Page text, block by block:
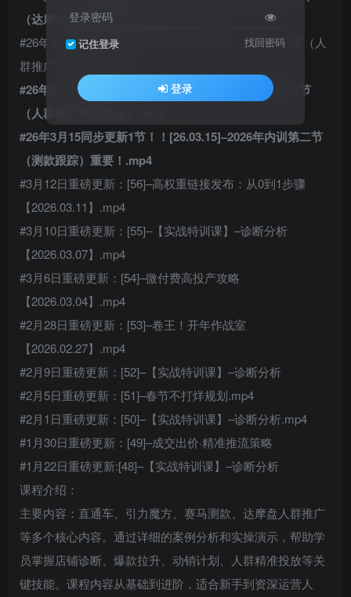
（达摩盘结合4+2拉新计划实操）.mp4
#26年4月10同步更新1节！！26.04.08–2026内训第四节（人
群推广4+2动销）.mp4
#26年3月24同步更新1节！！[26.03.23]–2026内训第三节
（人群推广单品拉伸）.mp4
#26年3月15同步更新1节！！[26.03.15]–2026年内训第二节
（测款跟踪）重要！.mp4
#3月12日重磅更新：[56]–高权重链接发布：从0到1步骤
【2026.03.11】.mp4
#3月10日重磅更新：[55]–【实战特训课】–诊断分析
【2026.03.07】.mp4
#3月6日重磅更新：[54]–微付费高投产攻略
【2026.03.04】.mp4
#2月28日重磅更新：[53]–卷王！开年作战室
【2026.02.27】.mp4
#2月9日重磅更新：[52]–【实战特训课】–诊断分析
#2月5日重磅更新：[51]–春节不打烊规划.mp4
#2月1日重磅更新：[50]–【实战特训课】–诊断分析.mp4
#1月30日重磅更新：[49]–成交出价·精准推流策略
#1月22日重磅更新:[48]–【实战特训课】–诊断分析
课程介绍：
主要内容：直通车、引力魔方、赛马测款、达摩盘人群推广
等多个核心内容。通过详细的案例分析和实操演示，帮助学
员掌握店铺诊断、爆款拉升、动销计划、人群精准投放等关
键技能。课程内容从基础到进阶，适合新手到资深运营人
登录密码
记住登录 找回密码
登录